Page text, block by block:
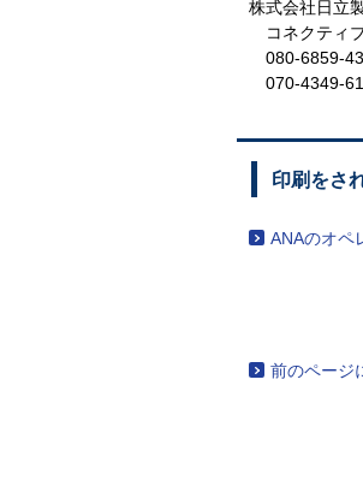
株式会社日立
コネクティ
080-6859-
070-4349-
印刷をさ
ANAのオペ
前のページ